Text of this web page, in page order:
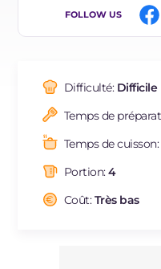
DE
BR
NL
FOLLOW US
Difficulté: Difficile
Temps de
Temps de cuisson:
Portion:4
Coût:Très bas